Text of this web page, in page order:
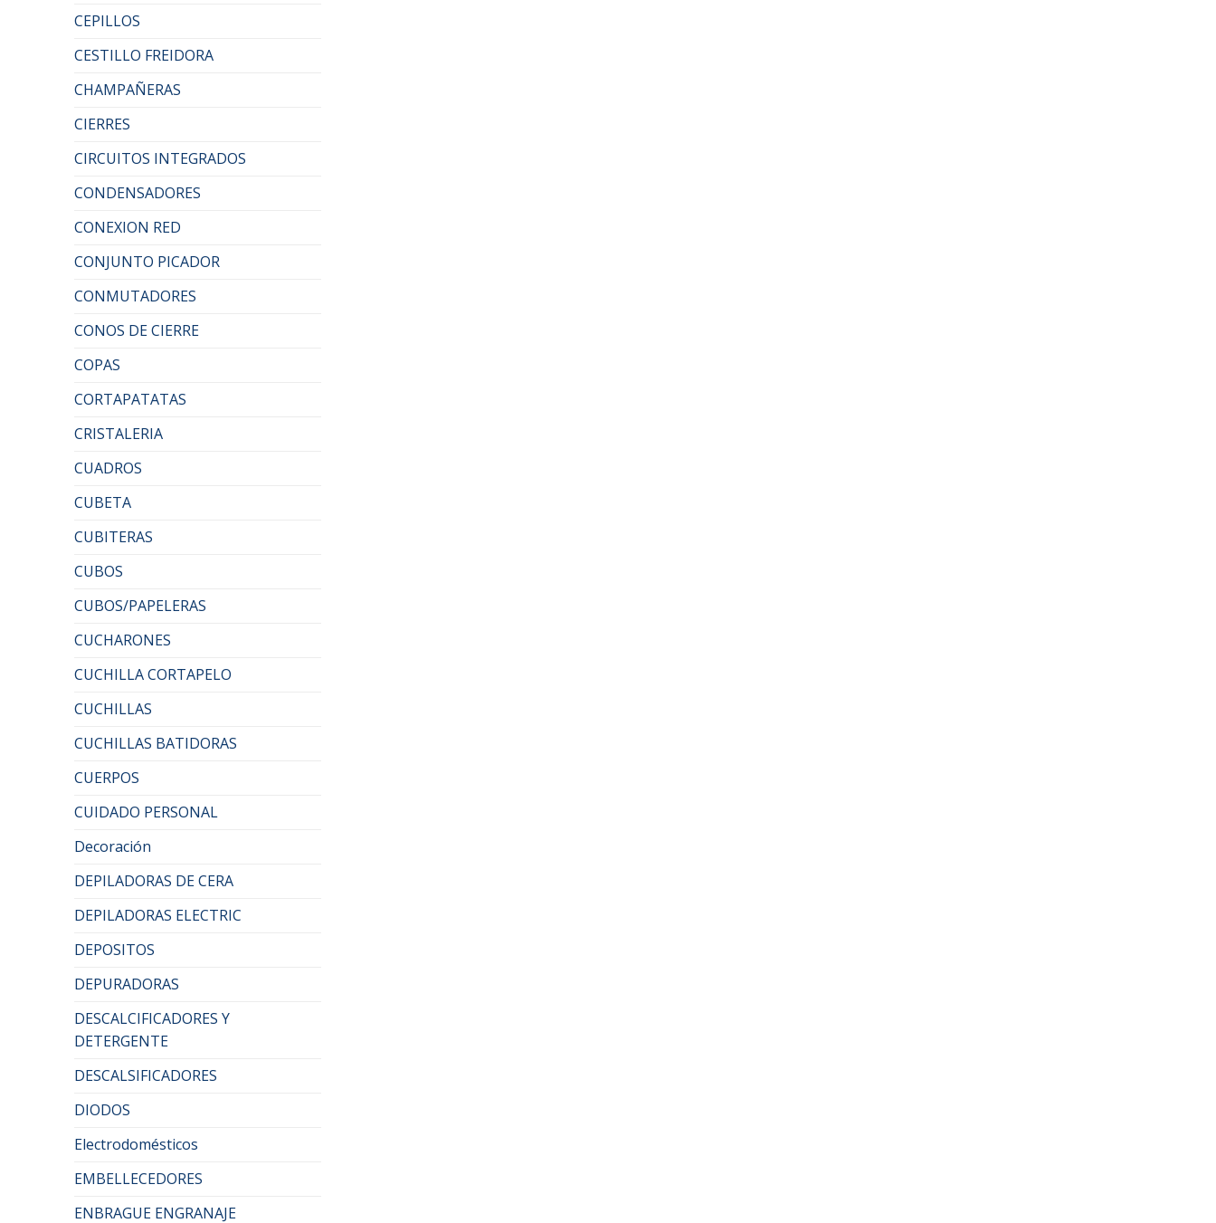
CEPILLOS
CESTILLO FREIDORA
CHAMPAÑERAS
CIERRES
CIRCUITOS INTEGRADOS
CONDENSADORES
CONEXION RED
CONJUNTO PICADOR
CONMUTADORES
CONOS DE CIERRE
COPAS
CORTAPATATAS
CRISTALERIA
CUADROS
CUBETA
CUBITERAS
CUBOS
CUBOS/PAPELERAS
CUCHARONES
CUCHILLA CORTAPELO
CUCHILLAS
CUCHILLAS BATIDORAS
CUERPOS
CUIDADO PERSONAL
Decoración
DEPILADORAS DE CERA
DEPILADORAS ELECTRIC
DEPOSITOS
DEPURADORAS
DESCALCIFICADORES Y
DETERGENTE
DESCALSIFICADORES
DIODOS
Electrodomésticos
EMBELLECEDORES
ENBRAGUE ENGRANAJE